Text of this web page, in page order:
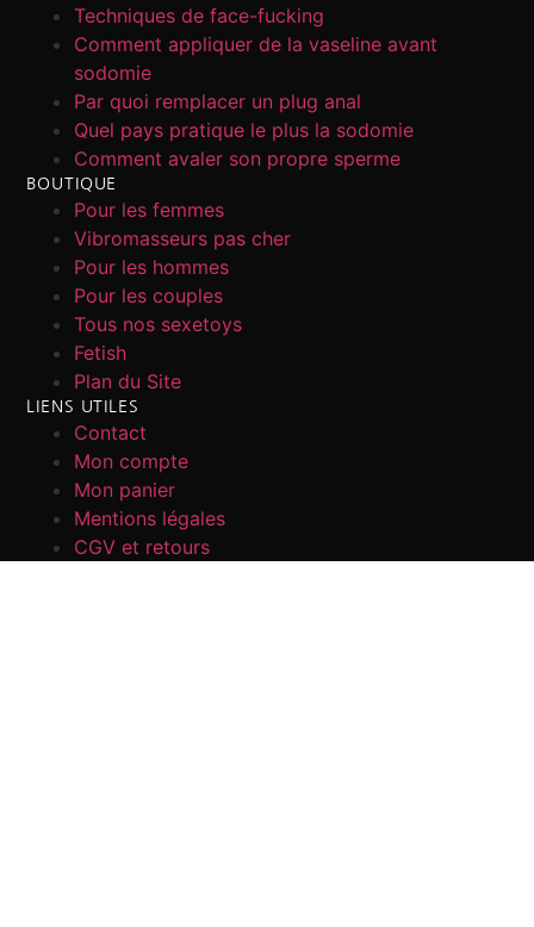
Techniques de face-fucking
Comment appliquer de la vaseline avant
sodomie
Par quoi remplacer un plug anal
Quel pays pratique le plus la sodomie
Comment avaler son propre sperme
BOUTIQUE
Pour les femmes
Vibromasseurs pas cher
Pour les hommes
Pour les couples
Tous nos sexetoys
Fetish
Plan du Site
LIENS UTILES
Contact
Mon compte
Mon panier
Mentions légales
CGV et retours